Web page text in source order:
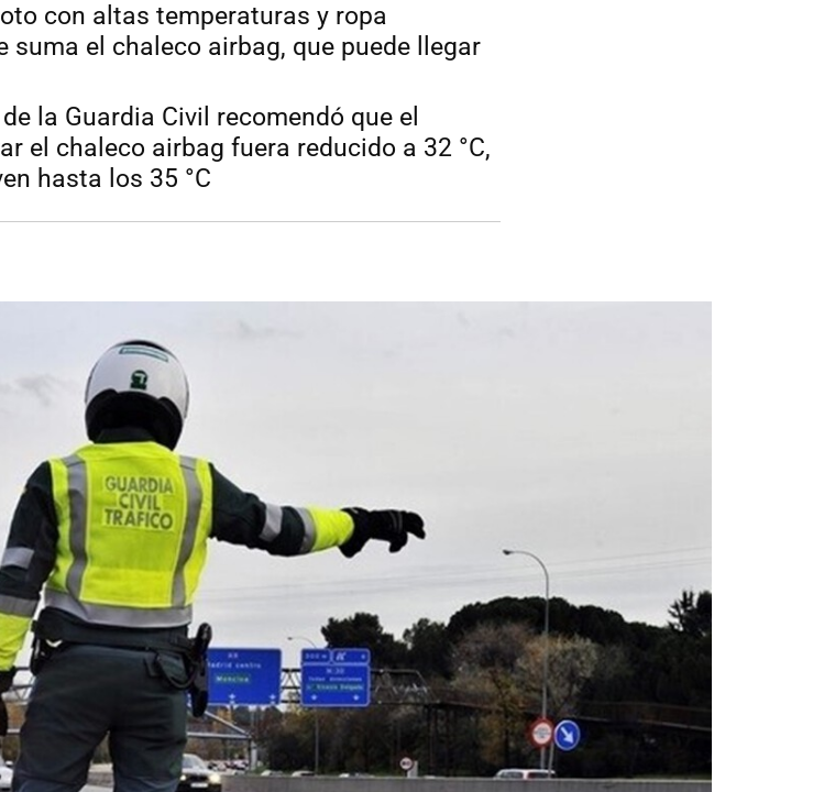
con altas temperaturas y ropa
suma el chaleco airbag, que puede llegar
la Guardia Civil recomendó que el
el chaleco airbag fuera reducido a 32 °C,
hasta los 35 °C